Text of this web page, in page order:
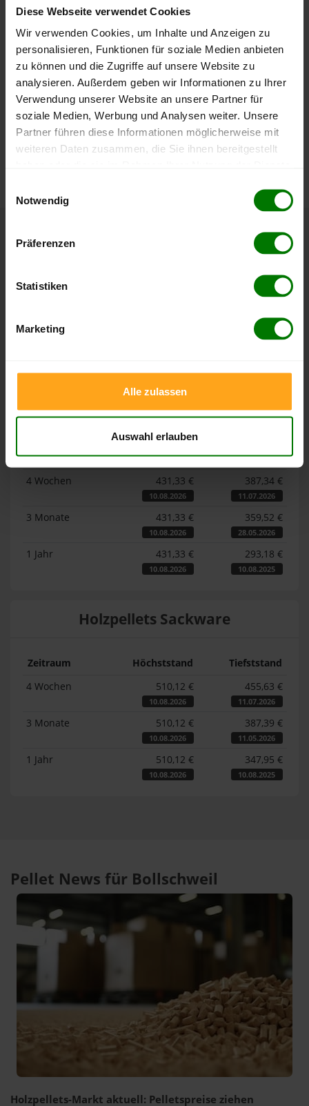
Diese Webseite verwendet Cookies
Wir verwenden Cookies, um Inhalte und Anzeigen zu
personalisieren, Funktionen für soziale Medien anbieten
zu können und die Zugriffe auf unsere Website zu
analysieren. Außerdem geben wir Informationen zu Ihrer
Verwendung unserer Website an unsere Partner für
soziale Medien, Werbung und Analysen weiter. Unsere
Partner führen diese Informationen möglicherweise mit
weiteren Daten zusammen, die Sie ihnen bereitgestellt
Notwendig
Präferenzen
Statistiken
Marketing
Alle zulassen
Auswahl erlauben
lose Ware Sackware
September
Januar
Mai
250 €
300 €
350 €
Die aktuelle Preisentwicklung für Holzpellets in Deutschland
können Sie jederzeit auf unsererPelletspreise-Seite
Höchst- und Tiefststände der
Pelletspreise für lose Holzpellets und Holzpellets
Sackware in Bollschweil
. Das dazugehörige Datum zeigt,
Lose Holzpellets
Zeitraum Höchststand
Tiefststand
4 Wochen
431,33 €
10.08.2026
387,34 €
11.07.2026
3 Monate 431,33 €
10.08.2026
359,52 €
28.05.2026
1 Jahr 431,33 €
10.08.2026
293,18 €
10.08.2025
Holzpellets Sackware
Zeitraum Höchststand
Tiefststand
4 Wochen
510,12 €
10.08.2026
455,63 €
11.07.2026
3 Monate 510,12 €
10.08.2026
387,39 €
11.05.2026
1 Jahr 510,12 €
10.08.2026
347,95 €
10.08.2025
Pellet News für Bollschweil
Holzpellets-Markt aktuell: Pelletspreise ziehen